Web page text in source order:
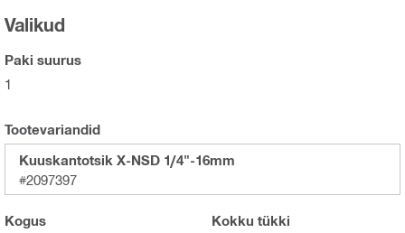
Valikud
Paki suurus
1
Tootevariandid
Kuuskantotsik X-NSD 1/4"-16mm
#2097397
Kogus Kokku tükki